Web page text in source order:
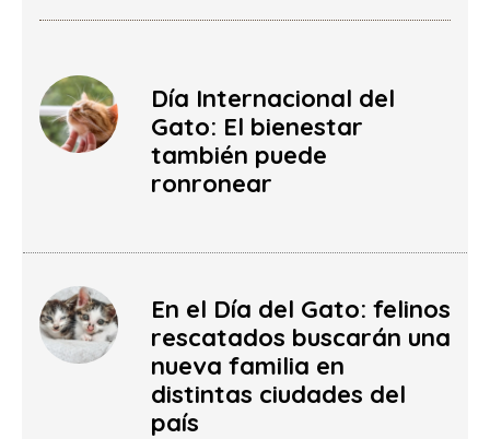
Día Internacional del
Gato: El bienestar
también puede
ronronear
En el Día del Gato: felinos
rescatados buscarán una
nueva familia en
distintas ciudades del
país